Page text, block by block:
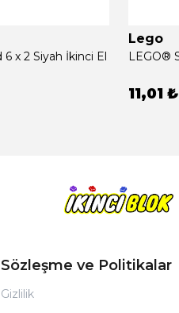
x 2 Siyah İkinci El
Lego
11,01 ₺
Sözleşme ve Politikalar
Gizlilik